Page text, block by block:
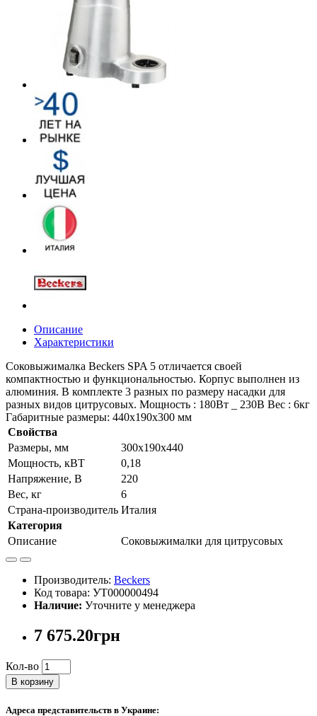
Описание
Характеристики
Соковыжималка Beckers SPA 5 отличается своей
компактностью и функциональностью. Корпус выполнен из
алюминия. В комплекте 3 разных по размеру насадки для
разных видов цитрусовых. Мощность : 180Вт _ 230В Вес : 6кг
Габаритные размеры: 440х190х300 мм
Свойства
Размеры, мм
300х190х440
Мощность, кВТ
0,18
Напряжение, В
220
Вес, кг
6
Страна-производитель Италия
Категория
Описание
Соковыжималки для цитрусовых
Производитель: Beckers
Код товара: УТ000000494
Наличие: Уточните у менеджера
7 675.20грн
Кол-во
В корзину
Адреса представительств в Украине: